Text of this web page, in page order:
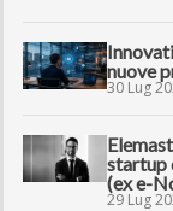
nuove
30 Lug
startup
(ex e-
29 Lug